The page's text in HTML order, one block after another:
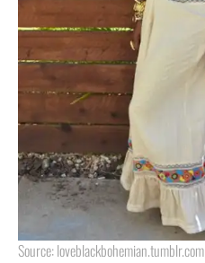
Source: loveblackbohemian.tumblr.com